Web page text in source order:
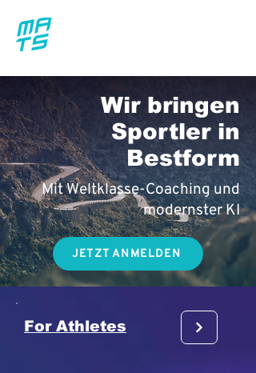
Wir bringen
Sportler in
Bestform
Mit Weltklasse-Coaching und
modernster KI
JETZT ANMELDEN
For Athletes